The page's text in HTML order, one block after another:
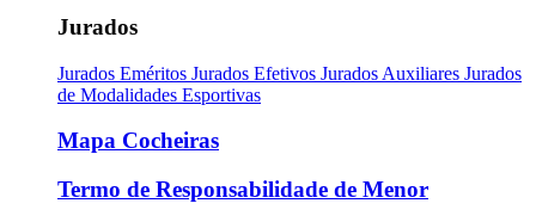
Jurados
Jurados Eméritos Jurados Efetivos Jurados Auxiliares Jurados
de Modalidades Esportivas
Mapa Cocheiras
Termo de Responsabilidade de Menor